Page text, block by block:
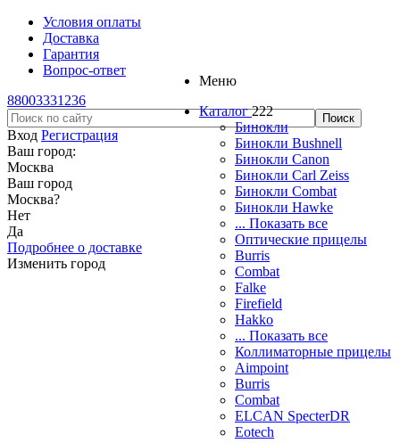
Условия оплаты
Доставка
Гарантия
Вопрос-ответ
88003331236
Вход Регистрация
Ваш город:
Москва
Ваш город
Москва?
Нет
Да
Подробнее о доставке
Изменить город
Меню
Каталог 222
Бинокли
Бинокли Bushnell
Бинокли Canon
Бинокли Carl Zeiss
Бинокли Combat
Бинокли Hawke
... Показать все
Оптические прицелы
Burris
Combat
Falke
Firefield
Hakko
... Показать все
Коллиматорные прицелы
Aimpoint
Burris
Combat
ELCAN SpecterDR
Eotech